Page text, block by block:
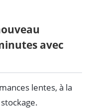
avec
lentes, à la